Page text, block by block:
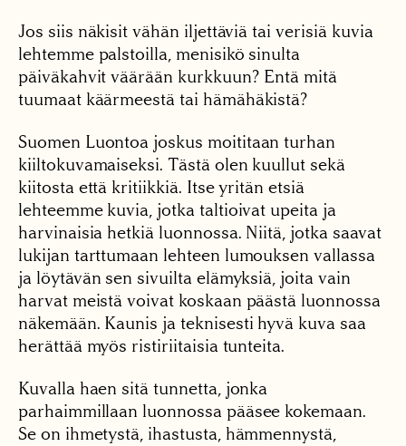
Jos siis näkisit vähän iljettäviä tai verisiä kuvia
lehtemme palstoilla, menisikö sinulta
päiväkahvit väärään kurkkuun? Entä mitä
tuumaat käärmeestä tai hämähäkistä?
Suomen Luontoa joskus moititaan turhan
kiiltokuvamaiseksi. Tästä olen kuullut sekä
kiitosta että kritiikkiä. Itse yritän etsiä
lehteemme kuvia, jotka taltioivat upeita ja
harvinaisia hetkiä luonnossa. Niitä, jotka saavat
lukijan tarttumaan lehteen lumouksen vallassa
ja löytävän sen sivuilta elämyksiä, joita vain
harvat meistä voivat koskaan päästä luonnossa
näkemään. Kaunis ja teknisesti hyvä kuva saa
herättää myös ristiriitaisia tunteita.
Kuvalla haen sitä tunnetta, jonka
parhaimmillaan luonnossa pääsee kokemaan.
Se on ihmetystä, ihastusta, hämmennystä,